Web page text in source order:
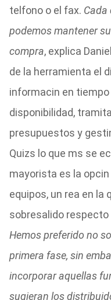
telfono o el fax. Cada
podemos mantener
compra, explica
de la herramienta el
informacin en
disponibilidad,
presupuestos y
Quizs lo que ms se
mayorista es la
equipos, un rea en la
sobresalido
Hemos preferido no
primera fase, sin
incorporar aquellas
sugieran los